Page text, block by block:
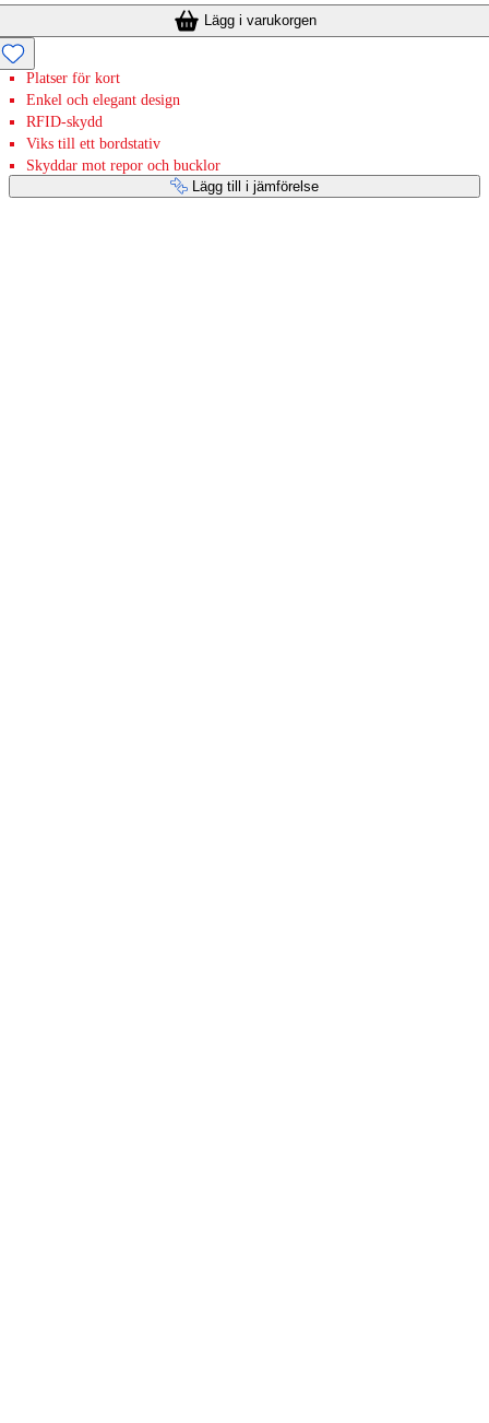
Lägg i varukorgen
Platser för kort
Enkel och elegant design
RFID-skydd
Viks till ett bordstativ
Skyddar mot repor och bucklor
Lägg till i jämförelse